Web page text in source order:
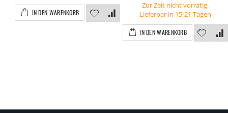
IN DEN WARENKORB
Zur Zeit nicht vorrätig.
Lieferbar in 15-21 Tagen
IN DEN WARENKORB